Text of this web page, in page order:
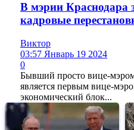
В мэрии Краснодара
кадровые
Виктор
03:57 Январь 19 2024
0
Бывший просто вице-
является первым вице-
экономический блок...